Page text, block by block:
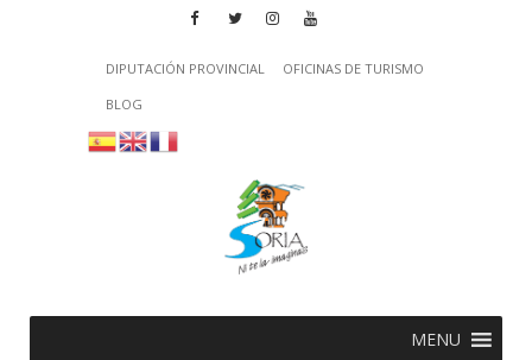
DIPUTACIÓN PROVINCIAL
OFICINAS DE TURISMO
BLOG
MENU